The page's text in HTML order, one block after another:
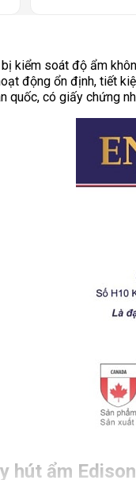
bị kiểm soát độ ẩm
động ổn định, tiết
quốc, có giấy chứng
hút ẩm Edison